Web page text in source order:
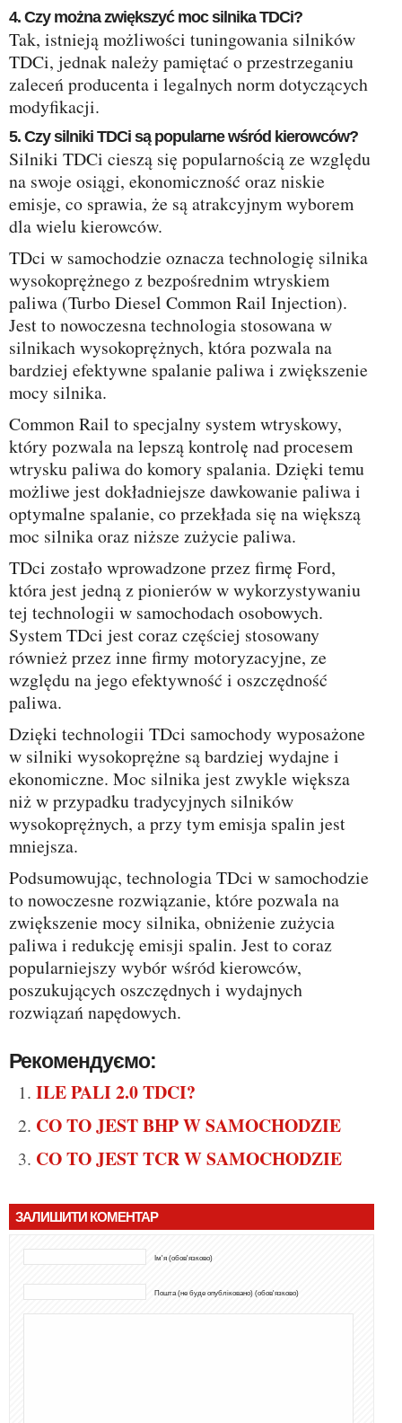
4. Czy można zwiększyć moc silnika TDCi?
Tak, istnieją możliwości tuningowania silników
TDCi, jednak należy pamiętać o przestrzeganiu
zaleceń producenta i legalnych norm dotyczących
modyfikacji.
5. Czy silniki TDCi są popularne wśród kierowców?
Silniki TDCi cieszą się popularnością ze względu
na swoje osiągi, ekonomiczność oraz niskie
emisje, co sprawia, że są atrakcyjnym wyborem
dla wielu kierowców.
TDci w samochodzie oznacza technologię silnika
wysokoprężnego z bezpośrednim wtryskiem
paliwa (Turbo Diesel Common Rail Injection).
Jest to nowoczesna technologia stosowana w
silnikach wysokoprężnych, która pozwala na
bardziej efektywne spalanie paliwa i zwiększenie
mocy silnika.
Common Rail to specjalny system wtryskowy,
który pozwala na lepszą kontrolę nad procesem
wtrysku paliwa do komory spalania. Dzięki temu
możliwe jest dokładniejsze dawkowanie paliwa i
optymalne spalanie, co przekłada się na większą
moc silnika oraz niższe zużycie paliwa.
TDci zostało wprowadzone przez firmę Ford,
która jest jedną z pionierów w wykorzystywaniu
tej technologii w samochodach osobowych.
System TDci jest coraz częściej stosowany
również przez inne firmy motoryzacyjne, ze
względu na jego efektywność i oszczędność
paliwa.
Dzięki technologii TDci samochody wyposażone
w silniki wysokoprężne są bardziej wydajne i
ekonomiczne. Moc silnika jest zwykle większa
niż w przypadku tradycyjnych silników
wysokoprężnych, a przy tym emisja spalin jest
mniejsza.
Podsumowując, technologia TDci w samochodzie
to nowoczesne rozwiązanie, które pozwala na
zwiększenie mocy silnika, obniżenie zużycia
paliwa i redukcję emisji spalin. Jest to coraz
popularniejszy wybór wśród kierowców,
poszukujących oszczędnych i wydajnych
rozwiązań napędowych.
Рекомендуємо:
ILE PALI 2.0 TDCI?
CO TO JEST BHP W SAMOCHODZIE
CO TO JEST TCR W SAMOCHODZIE
ЗАЛИШИТИ КОМЕНТАР
Ім'я (обов'язково)
Пошта (не буде опубліковано) (обов'язково)